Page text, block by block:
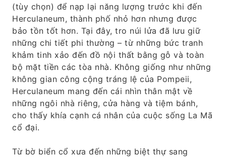
(tùy chọn) để nạp lại năng lượng trước khi đến
Herculaneum, thành phố nhỏ hơn nhưng được
bảo tồn tốt hơn. Tại đây, tro núi lửa đã lưu giữ
những chi tiết phi thường – từ những bức tranh
khảm tinh xảo đến đồ nội thất bằng gỗ và toàn
bộ mặt tiền các tòa nhà. Không giống như những
không gian công cộng tráng lệ của Pompeii,
Herculaneum mang đến cái nhìn thân mật về
những ngôi nhà riêng, cửa hàng và tiệm bánh,
cho thấy khía cạnh cá nhân của cuộc sống La Mã
cổ đại.
Từ bờ biển cổ xưa đến những biệt thự sang